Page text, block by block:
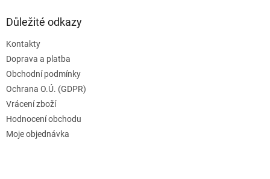
Důležité odkazy
Kontakty
Doprava a platba
Obchodní podmínky
Ochrana O.Ú. (GDPR)
Vrácení zboží
Hodnocení obchodu
Moje objednávka